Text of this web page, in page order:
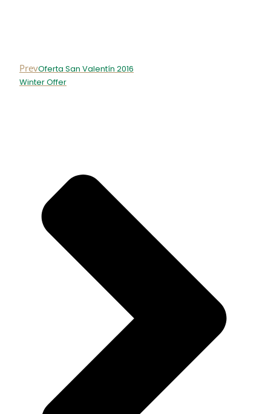
PrevOferta San Valentín 2016
Winter Offer